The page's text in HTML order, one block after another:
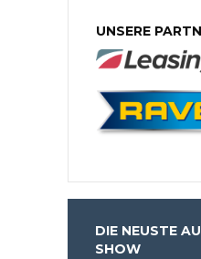
UNSERE
DIE NEUSTE
SHOW